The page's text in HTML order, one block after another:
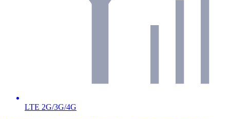
LTE 2G/3G/4G